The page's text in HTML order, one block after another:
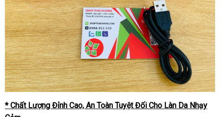
* Chất Lượng Đỉnh Cao, An Toàn Tuyệt Đối Cho Làn Da Nhạy